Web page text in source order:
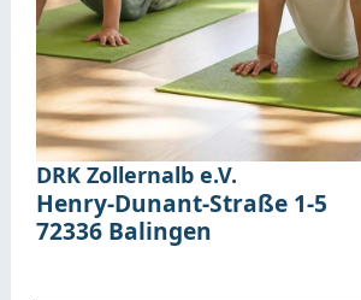
DRK Zollernalb e.V.
Henry-Dunant-Straße 1-5
72336 Balingen